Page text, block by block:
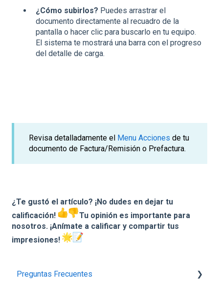
¿Cómo subirlos? Puedes arrastrar el
documento directamente al recuadro de la
pantalla o hacer clic para buscarlo en tu equipo.
El sistema te mostrará una barra con el progreso
del detalle de carga.
Revisa detalladamente el Menu Acciones de tu
documento de Factura/Remisión o Prefactura.
¿Te gustó el artículo? ¡No dudes en dejar tu
calificación!
Tu opinión es importante para
nosotros. ¡Anímate a calificar y compartir tus
impresiones!
Preguntas Frecuentes